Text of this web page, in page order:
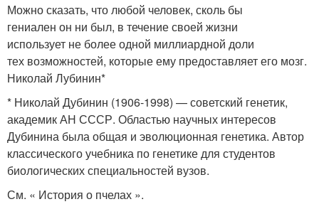
Можно сказать, что любой человек, сколь бы
гениален он ни был, в течение своей жизни
использует не более одной миллиардной доли
тех возможностей, которые ему предоставляет его мозг.
Николай Лубинин*
* Николай Дубинин (1906-1998) — советский генетик,
академик АН СССР. Областью научных интересов
Дубинина была общая и эволюционная генетика. Автор
классического учебника по генетике для студентов
биологических специальностей вузов.
См. « История о пчелах ».